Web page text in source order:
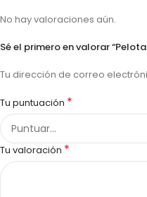
No hay valoraciones aún.
Sé el primero en valorar
Tu dirección de correo
Tu puntuación *
Tu valoración *